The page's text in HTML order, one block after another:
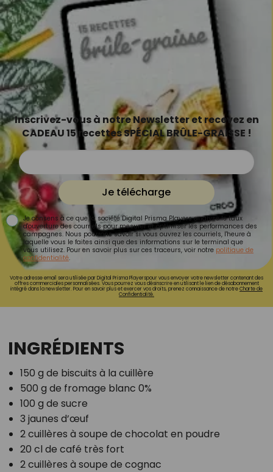
Inscrivez-vous à notre Newsletter et recevez en
CADEAU 15 recettes SPÉCIAL BRÛLE-GRAISSE !
Je télécharge
Je consens à ce que la société Digital Prisma Players analyse le taux
d'ouverture des courriels pour mesurer et optimiser les performances des
campagnes. Nous pourrons savoir si vous ouvrez les courriels, l'heure à
laquelle vous le faites ainsi que des informations sur le terminal que
vous utilisez. Pour en savoir plus sur ces traceurs, voir notre politique de
confidentialité.
Votre adresse email sera utilisée par Digital Prisma Playerspour vous envoyer votre newsletter contenant des
offres commerciales personnalisées. Vous pourrez vous désinscrire en utilisant le lien de désabonnement
intégré dans la newsletter. Pour en savoir plus et exercer vos droits, prenez connaissance de notreCharte de
Confidentialité.
INGRÉDIENTS
150 g de biscuits à la cuillère
500 g de fromage blanc 0%
100 g de sucre
3 jaunes d’œuf
2 cuillères à soupe de chocolat en poudre
20 cl de café très fort
2 cuillères à soupe de cognac